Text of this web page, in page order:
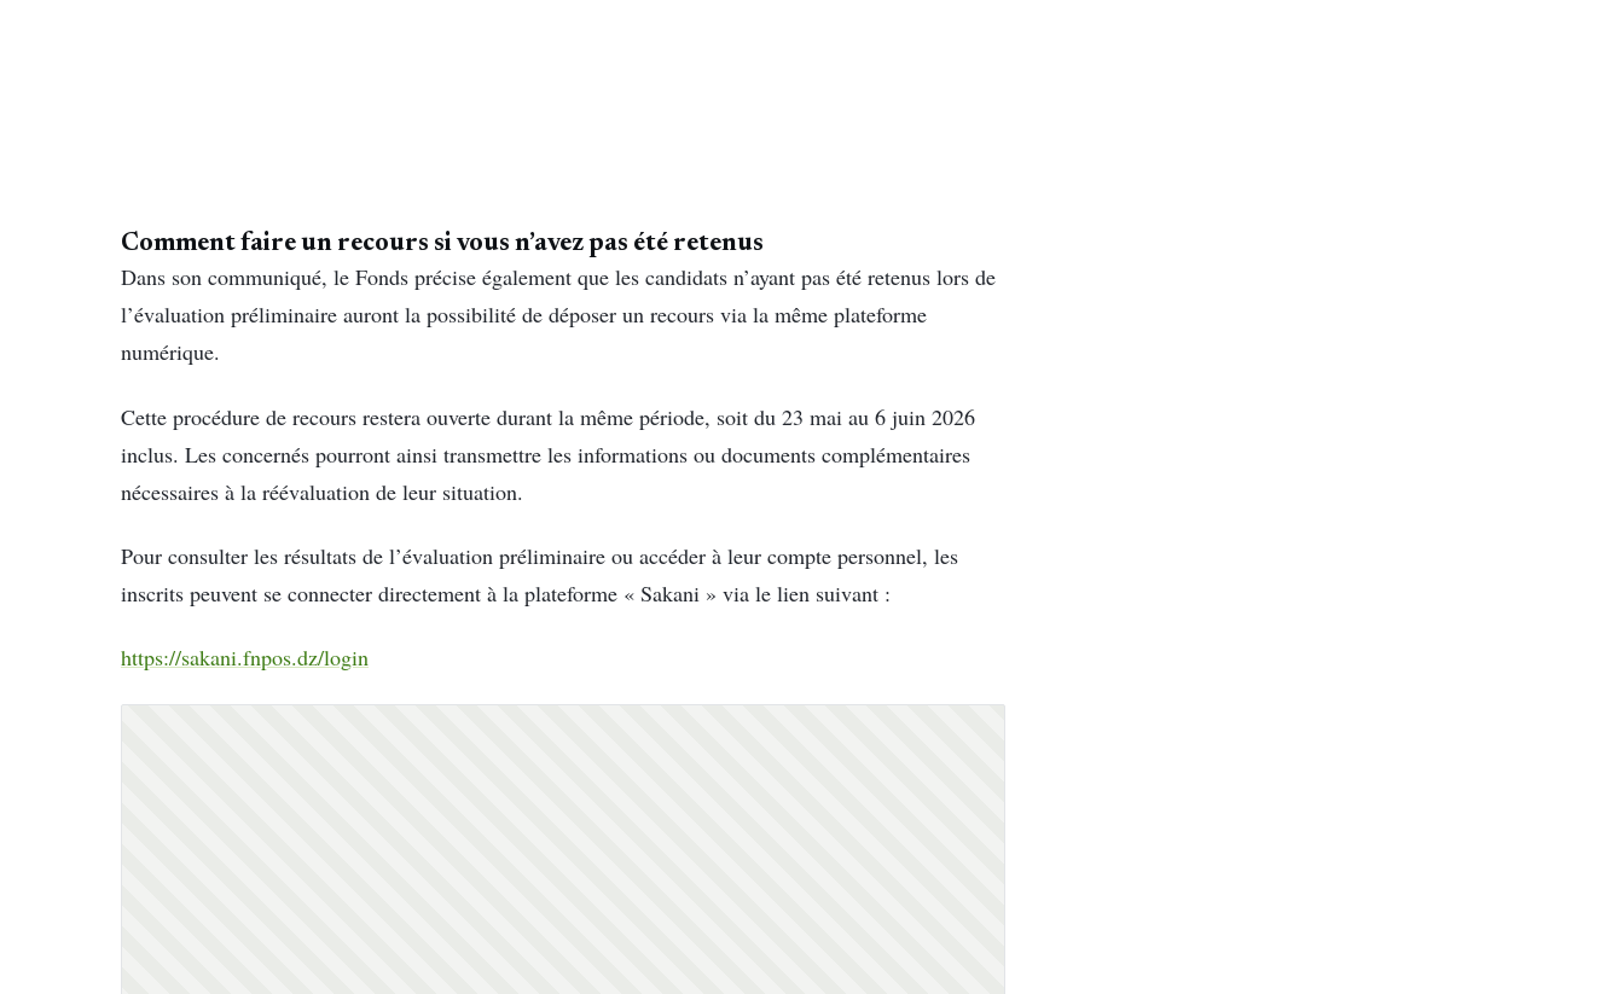
Comment faire un recours si vous n’avez pas été retenus
Dans son communiqué, le Fonds précise également que les candidats n’ayant pas été retenus lors de
l’évaluation préliminaire auront la possibilité de déposer un recours via la même plateforme
numérique.
Cette procédure de recours restera ouverte durant la même période, soit du 23 mai au 6 juin 2026
inclus. Les concernés pourront ainsi transmettre les informations ou documents complémentaires
nécessaires à la réévaluation de leur situation.
Pour consulter les résultats de l’évaluation préliminaire ou accéder à leur compte personnel, les
inscrits peuvent se connecter directement à la plateforme « Sakani » via le lien suivant :
https://sakani.fnpos.dz/login